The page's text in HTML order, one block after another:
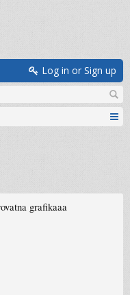
Log in or Sign up
grafikaaa